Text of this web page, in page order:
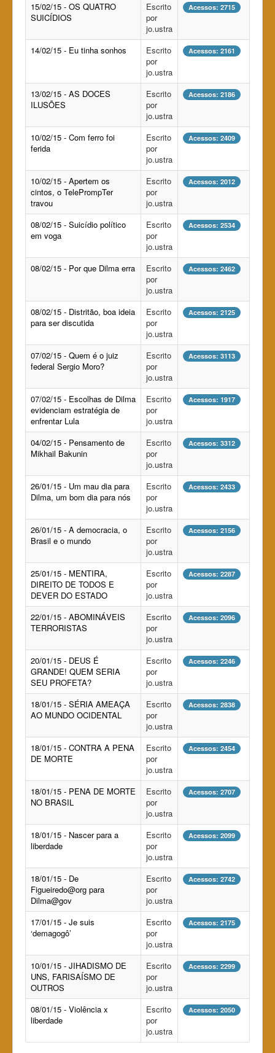
15/02/15 - OS QUATRO
SUICÍDIOS
Escrito
por
jo.ustra
Acessos: 2715
14/02/15 - Eu tinha sonhos
Escrito
por
jo.ustra
Acessos: 2161
13/02/15 - AS DOCES
ILUSÕES
Escrito
por
jo.ustra
Acessos: 2186
10/02/15 - Com ferro foi
ferida
Escrito
por
jo.ustra
Acessos: 2409
10/02/15 - Apertem os
cintos, o TelePrompTer
travou
Escrito
por
jo.ustra
Acessos: 2012
08/02/15 - Suicídio político
em voga
Escrito
por
jo.ustra
Acessos: 2534
08/02/15 - Por que Dilma erra
Escrito
por
jo.ustra
Acessos: 2462
08/02/15 - Distritão, boa ideia
para ser discutida
Escrito
por
jo.ustra
Acessos: 2125
07/02/15 - Quem é o juiz
federal Sergio Moro?
Escrito
por
jo.ustra
Acessos: 3113
07/02/15 - Escolhas de Dilma
evidenciam estratégia de
enfrentar Lula
Escrito
por
jo.ustra
Acessos: 1917
04/02/15 - Pensamento de
Mikhail Bakunin
Escrito
por
jo.ustra
Acessos: 3312
26/01/15 - Um mau dia para
Dilma, um bom dia para nós
Escrito
por
jo.ustra
Acessos: 2433
26/01/15 - A democracia, o
Brasil e o mundo
Escrito
por
jo.ustra
Acessos: 2156
25/01/15 - MENTIRA,
DIREITO DE TODOS E
DEVER DO ESTADO
Escrito
por
jo.ustra
Acessos: 2287
22/01/15 - ABOMINÁVEIS
TERRORISTAS
Escrito
por
jo.ustra
Acessos: 2096
20/01/15 - DEUS É
GRANDE! QUEM SERIA
SEU PROFETA?
Escrito
por
jo.ustra
Acessos: 2246
18/01/15 - SÉRIA AMEAÇA
AO MUNDO OCIDENTAL
Escrito
por
jo.ustra
Acessos: 2838
18/01/15 - CONTRA A PENA
DE MORTE
Escrito
por
jo.ustra
Acessos: 2454
18/01/15 - PENA DE MORTE
NO BRASIL
Escrito
por
jo.ustra
Acessos: 2707
18/01/15 - Nascer para a
liberdade
Escrito
por
jo.ustra
Acessos: 2099
18/01/15 - De
Figueiredo@org para
Dilma@gov
Escrito
por
jo.ustra
Acessos: 2742
17/01/15 - Je suis
‘demagogô’
Escrito
por
jo.ustra
Acessos: 2175
10/01/15 - JIHADISMO DE
UNS, FARISAÍSMO DE
OUTROS
Escrito
por
jo.ustra
Acessos: 2299
08/01/15 - Violência x
liberdade
Escrito
por
jo.ustra
Acessos: 2050